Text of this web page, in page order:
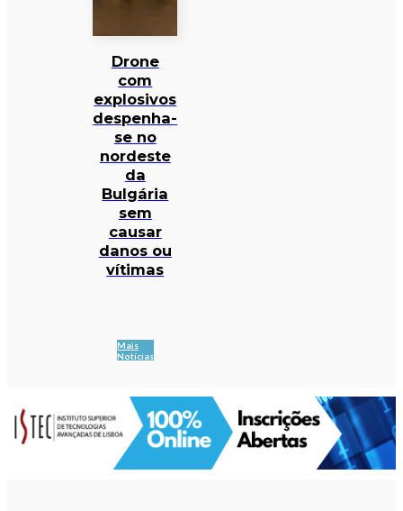
Drone
com
explosivos
despenha-
se no
nordeste
da
Bulgária
sem
causar
danos ou
vítimas
Mais
Notícias